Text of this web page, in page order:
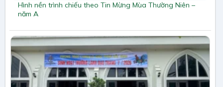
Hình nền trình chiếu theo Tin Mừng Mùa Thường Niên –
năm A